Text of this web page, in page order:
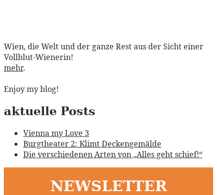
Wien, die Welt und der ganze Rest aus der Sicht einer
Vollblut-Wienerin!
mehr.
Enjoy my blog!
aktuelle Posts
Vienna my Love 3
Burgtheater 2: Klimt Deckengemälde
Die verschiedenen Arten von „Alles geht schief!“
NEWSLETTER